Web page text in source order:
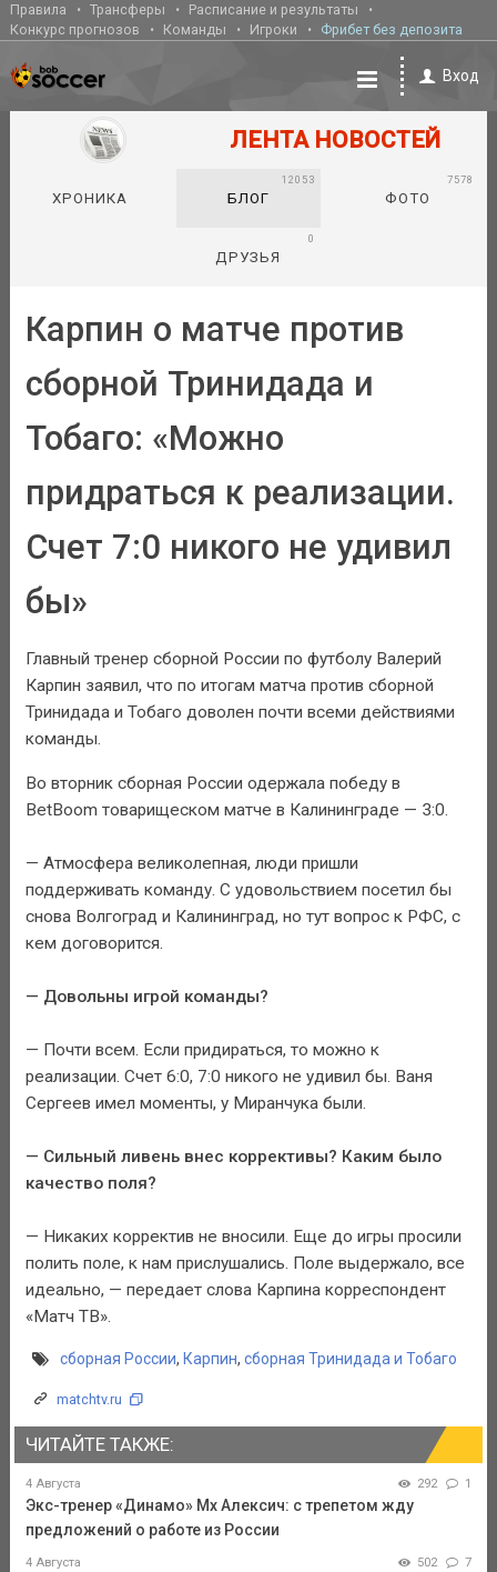
Правила Трансферы
Расписание и результаты
Конкурс прогнозов
Команды Игроки Фрибет без депозита
Вход
ЛЕНТА НОВОСТЕЙ
ХРОНИКА БЛОГ
12053
ФОТО
7578
ДРУЗЬЯ
0
Карпин о матче против
сборной Тринидада и
Тобаго: «Можно
придраться к реализации.
Счет 7:0 никого не удивил
бы»
Главный тренер сборной России по футболу Валерий
Карпин заявил, что по итогам матча против сборной
Тринидада и Тобаго доволен почти всеми действиями
команды.
Во вторник сборная России одержала победу в
BetBoom товарищеском матче в Калининграде — 3:0.
— Атмосфера великолепная, люди пришли
поддерживать команду. С удовольствием посетил бы
снова Волгоград и Калининград, но тут вопрос к РФС, с
кем договорится.
— Довольны игрой команды?
— Почти всем. Если придираться, то можно к
реализации. Счет 6:0, 7:0 никого не удивил бы. Ваня
Сергеев имел моменты, у Миранчука были.
— Сильный ливень внес коррективы? Каким было
качество поля?
— Никаких корректив не вносили. Еще до игры просили
полить поле, к нам прислушались. Поле выдержало, все
идеально, — передает слова Карпина корреспондент
«Матч ТВ».
сборная России, Карпин, сборная Тринидада и Тобаго
matchtv.ru
ЧИТАЙТЕ ТАКЖЕ:
4 Августа 292 1
Экс-тренер «Динамо» Мх Алексич: с трепетом жду
предложений о работе из России
4 Августа 502 7